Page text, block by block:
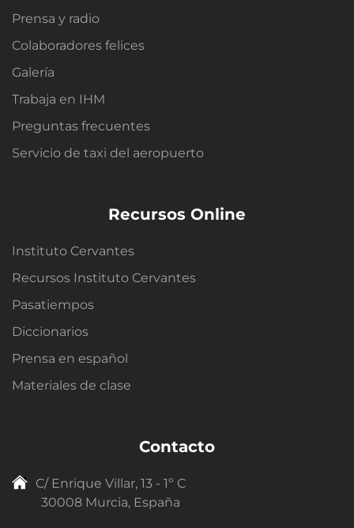
Prensa y radio
Colaboradores felices
Galería
Trabaja en IHM
Preguntas frecuentes
Servicio de taxi del aeropuerto
Recursos Online
Instituto Cervantes
Recursos Instituto Cervantes
Pasatiempos
Diccionarios
Prensa en español
Materiales de clase
Contacto
C/ Enrique Villar, 13 - 1º C
30008 Murcia, España